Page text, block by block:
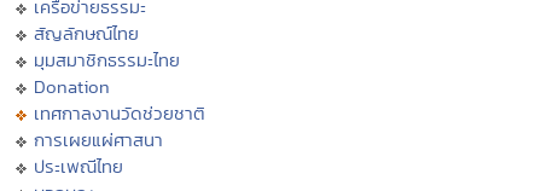
เครือข่ายธรรมะ
สัญลักษณ์ไทย
มุมสมาชิกธรรมะไทย
Donation
เทศกาลงานวัดช่วยชาติ
การเผยแผ่ศาสนา
ประเพณีไทย